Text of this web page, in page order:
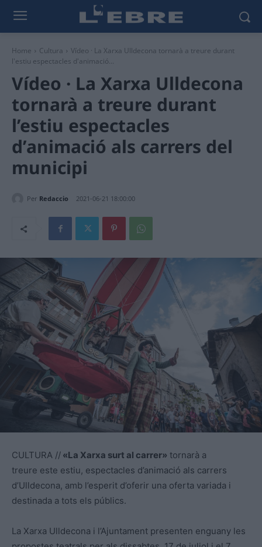
Home Cultura
Vídeo · La Xarxa Ulldecona tornarà a treure durant
l'estiu espectacles d'animació...
Vídeo · La Xarxa Ulldecona
tornarà a treure durant
l’estiu espectacles
d’animació als carrers del
municipi
Per Redaccio 2021-06-21 18:00:00
CULTURA // «La Xarxa surt al carrer» tornarà a
treure este estiu, espectacles d’animació als carrers
d’Ulldecona, amb l’esperit d’oferir una oferta variada i
destinada a tots els públics.
La Xarxa Ulldecona i l’Ajuntament presenten enguany les